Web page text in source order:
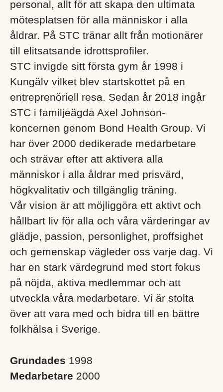
personal, allt för att skapa den ultimata
mötesplatsen för alla människor i alla
åldrar. På STC tränar allt från motionärer
till elitsatsande idrottsprofiler.
STC invigde sitt första gym år 1998 i
Kungälv vilket blev startskottet på en
entreprenöriell resa. Sedan år 2018 ingår
STC i familjeägda Axel Johnson-
koncernen genom Bond Health Group. Vi
har över 2000 dedikerade medarbetare
och strävar efter att aktivera alla
människor i alla åldrar med prisvärd,
högkvalitativ och tillgänglig träning.
Vår vision är att möjliggöra ett aktivt och
hållbart liv för alla och våra värderingar av
glädje, passion, personlighet, proffsighet
och gemenskap vägleder oss varje dag. Vi
har en stark värdegrund med stort fokus
på nöjda, aktiva medlemmar och att
utveckla våra medarbetare. Vi är stolta
över att vara med och bidra till en bättre
folkhälsa i Sverige. ​
Grundades 1998
Medarbetare 2000